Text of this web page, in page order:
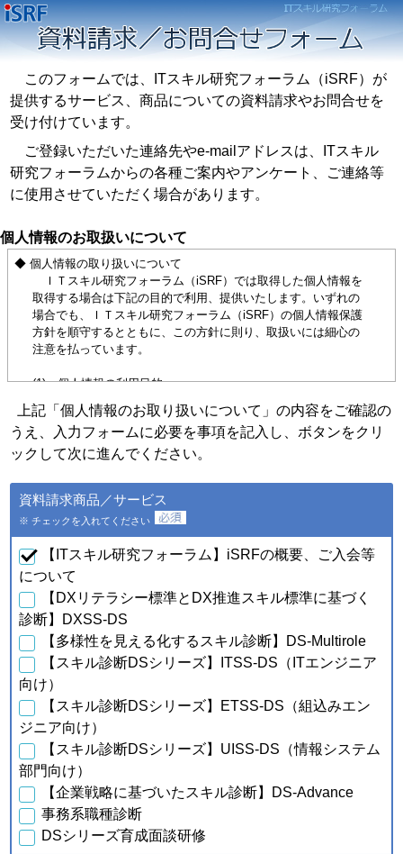
このフォームでは、ITスキル研究フォーラム（iSRF）が
提供するサービス、商品についての資料請求やお問合せを
受け付けています。
ご登録いただいた連絡先やe-mailアドレスは、ITスキル
研究フォーラムからの各種ご案内やアンケート、ご連絡等
に使用させていただく場合があります。
個人情報のお取扱いについて
◆ 個人情報の取り扱いについて
ＩＴスキル研究フォーラム（iSRF）では取得した個人情報を
取得する場合は下記の目的で利用、提供いたします。いずれの
場合でも、ＩＴスキル研究フォーラム（iSRF）の個人情報保護
方針を順守するとともに、この方針に則り、取扱いには細心の
注意を払っています。
(1) 個人情報の利用目的
個人情報の種類
利用目的
ａ．会員のお申し込みに伴
い取得した個人情報
・会員特典の提供およびご連
品・サービスの提供・改良
・提供している商品・サービ
スに関連した情報やアンケー
ｂ．資料請求・問合せに伴
い取得した個人情報
・資料請求、お問合せに対す
・ご購入・ご登録いただいた
商品・サービスの配送・提
供・代金回収のため
品・サービスの提供・改良
や、新たなサービスを開発す
・提供している商品・サービ
トなどをお届けするため
・当フォーラム取扱商品の発
案内のため
上記「個人情報のお取り扱いについて」の内容をご確認の
うえ、入力フォームに必要を事項を記入し、ボタンをクリ
ックして次に進んでください。
資料請求商品／サービス
※ チェックを入れてください
【ITスキル研究フォーラム】iSRFの概要、ご入会等
について
【DXリテラシー標準とDX推進スキル標準に基づく
診断】DXSS-DS
【多様性を見える化するスキル診断】DS-Multirole
【スキル診断DSシリーズ】ITSS-DS（ITエンジニア
向け）
【スキル診断DSシリーズ】ETSS-DS（組込みエン
ジニア向け）
【スキル診断DSシリーズ】UISS-DS（情報システム
部門向け）
【企業戦略に基づいたスキル診断】DS-Advance
事務系職種診断
DSシリーズ育成面談研修